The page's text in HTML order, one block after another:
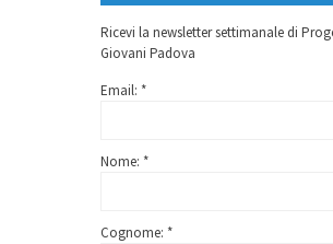
Ricevi la newsletter settimanale di
Giovani Padova
Email: *
Nome: *
Cognome: *